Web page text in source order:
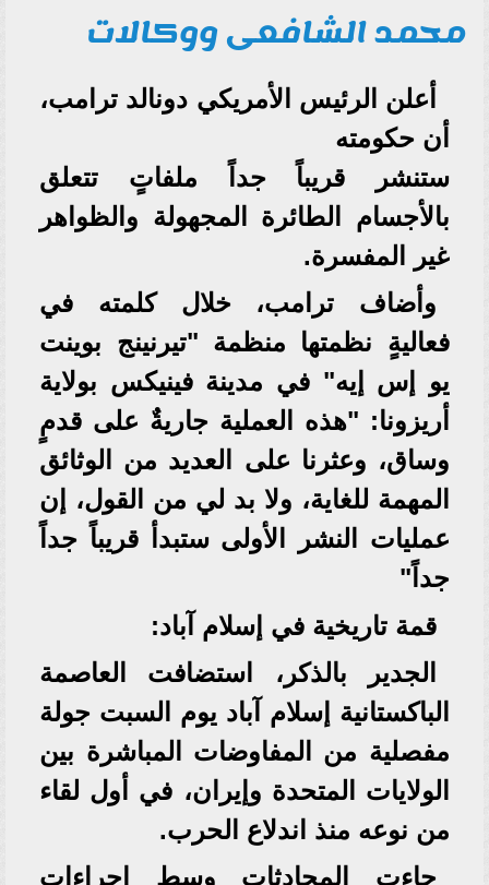
محمد الشافعى ووكالات
أعلن الرئيس الأمريكي دونالد ترامب،
أن حكومته
ستنشر قريباً جداً ملفاتٍ تتعلق
بالأجسام الطائرة المجهولة والظواهر
غير المفسرة.
وأضاف ترامب، خلال كلمته في
فعاليةٍ نظمتها منظمة "تيرنينج بوينت
يو إس إيه" في مدينة فينيكس بولاية
أريزونا: "هذه العملية جاريةٌ على قدمٍ
وساق، وعثرنا على العديد من الوثائق
المهمة للغاية، ولا بد لي من القول، إن
عمليات النشر الأولى ستبدأ قريباً جداً
جداً"
قمة تاريخية في إسلام آباد:
الجدير بالذكر، استضافت العاصمة
الباكستانية إسلام آباد يوم السبت جولة
مفصلية من المفاوضات المباشرة بين
الولايات المتحدة وإيران، في أول لقاء
من نوعه منذ اندلاع الحرب.
جاءت المحادثات وسط إجراءات